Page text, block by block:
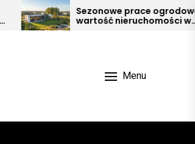
Sezonowe prace ogrodowe a
wartość nieruchomości w
Małopolsce
Menu